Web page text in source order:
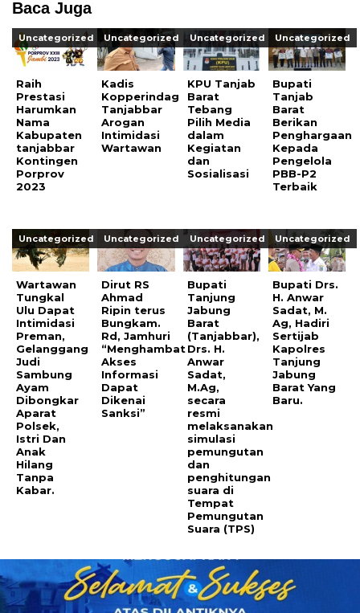
Baca Juga
Uncategorized
Raih
Prestasi
Harumkan
Nama
Kabupaten
tanjabbar
Kontingen
Porprov
2023
Uncategorized
Kadis
Kopperindag
Tanjabbar
Arogan
Intimidasi
Wartawan
Uncategorized
KPU Tanjab
Barat
Tebang
Pilih Media
dalam
Kegiatan
dan
Sosialisasi
Uncategorized
Bupati
Tanjab
Barat
Berikan
Penghargaan
Kepada
Pengelola
PBB-P2
Terbaik
Uncategorized
Wartawan
Tungkal
Ulu Dapat
Intimidasi
Preman,
Gelanggang
Judi
Sambung
Ayam
Dibongkar
Aparat
Polsek,
Istri Dan
Anak
Hilang
Tanpa
Kabar.
Uncategorized
Dirut RS
Ahmad
Ripin terus
Bungkam.
Rd, Jamhuri
“Menghambat
Akses
Informasi
Dapat
Dikenai
Sanksi”
Uncategorized
Bupati
Tanjung
Jabung
Barat
(Tanjabbar),
Drs. H.
Anwar
Sadat,
M.Ag,
secara
resmi
melaksanakan
simulasi
pemungutan
dan
penghitungan
suara di
Tempat
Pemungutan
Suara (TPS)
Uncategorized
Bupati Drs.
H. Anwar
Sadat, M.
Ag, Hadiri
Sertijab
Kapolres
Tanjung
Jabung
Barat Yang
Baru.